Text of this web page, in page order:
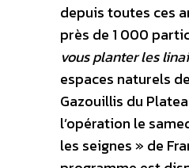
depuis toutes ces
près de 1 000
vous planter les
espaces naturels
Gazouillis du
l’opération le
les seignes » de